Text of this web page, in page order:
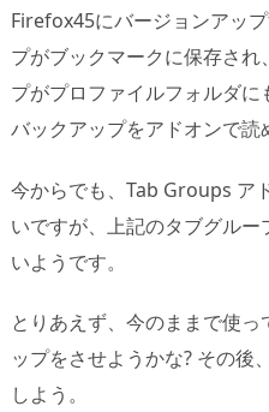
Firefox45にバージョンアッ
プがブックマークに保存さ
プがプロファイルフォルダ
バックアップをアドオンで読
今からでも、Tab Groups ア
いですが、上記のタブグル
いようです。
とりあえず、今のままで使
ップをさせようかな? その
しよう。